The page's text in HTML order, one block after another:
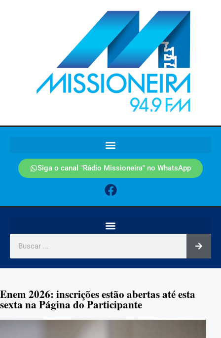
Siga o canal "Rádio Missioneira" no WhatsApp
Enem 2026: inscrições estão abertas até esta
sexta na Página do Participante